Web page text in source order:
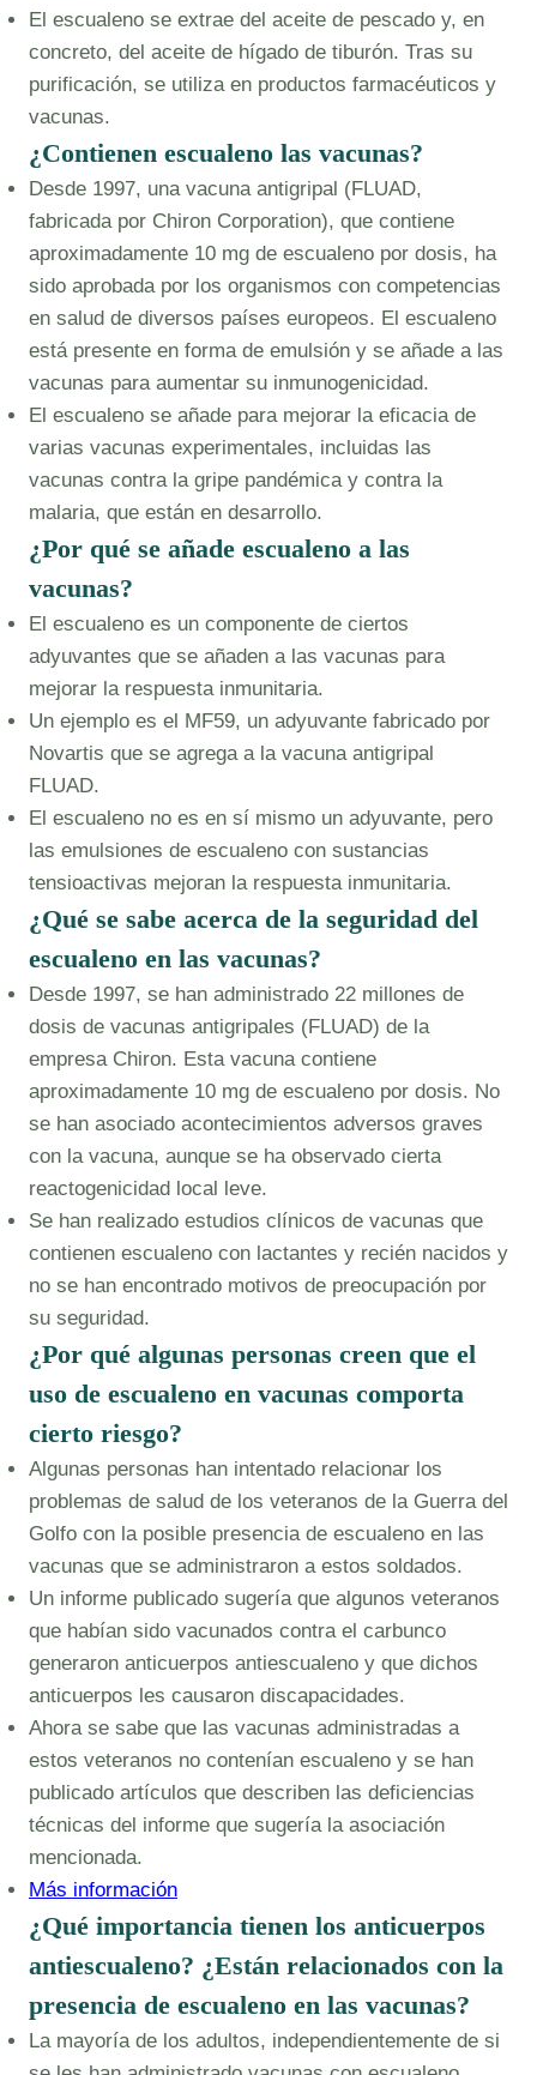
El escualeno se extrae del aceite de pescado y, en
concreto, del aceite de hígado de tiburón. Tras su
purificación, se utiliza en productos farmacéuticos y
vacunas.
¿Contienen escualeno las vacunas?
Desde 1997, una vacuna antigripal (FLUAD,
fabricada por Chiron Corporation), que contiene
aproximadamente 10 mg de escualeno por dosis, ha
sido aprobada por los organismos con competencias
en salud de diversos países europeos. El escualeno
está presente en forma de emulsión y se añade a las
vacunas para aumentar su inmunogenicidad.
El escualeno se añade para mejorar la eficacia de
varias vacunas experimentales, incluidas las
vacunas contra la gripe pandémica y contra la
malaria, que están en desarrollo.
¿Por qué se añade escualeno a las
vacunas?
El escualeno es un componente de ciertos
adyuvantes que se añaden a las vacunas para
mejorar la respuesta inmunitaria.
Un ejemplo es el MF59, un adyuvante fabricado por
Novartis que se agrega a la vacuna antigripal
FLUAD.
El escualeno no es en sí mismo un adyuvante, pero
las emulsiones de escualeno con sustancias
tensioactivas mejoran la respuesta inmunitaria.
¿Qué se sabe acerca de la seguridad del
escualeno en las vacunas?
Desde 1997, se han administrado 22 millones de
dosis de vacunas antigripales (FLUAD) de la
empresa Chiron. Esta vacuna contiene
aproximadamente 10 mg de escualeno por dosis. No
se han asociado acontecimientos adversos graves
con la vacuna, aunque se ha observado cierta
reactogenicidad local leve.
Se han realizado estudios clínicos de vacunas que
contienen escualeno con lactantes y recién nacidos y
no se han encontrado motivos de preocupación por
su seguridad.
¿Por qué algunas personas creen que el
uso de escualeno en vacunas comporta
cierto riesgo?
Algunas personas han intentado relacionar los
problemas de salud de los veteranos de la Guerra del
Golfo con la posible presencia de escualeno en las
vacunas que se administraron a estos soldados.
Un informe publicado sugería que algunos veteranos
que habían sido vacunados contra el carbunco
generaron anticuerpos antiescualeno y que dichos
anticuerpos les causaron discapacidades.
Ahora se sabe que las vacunas administradas a
estos veteranos no contenían escualeno y se han
publicado artículos que describen las deficiencias
técnicas del informe que sugería la asociación
mencionada.
Más información
¿Qué importancia tienen los anticuerpos
antiescualeno? ¿Están relacionados con la
presencia de escualeno en las vacunas?
La mayoría de los adultos, independientemente de si